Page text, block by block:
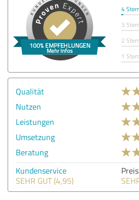
4
3
2
1
Qualität
Nutzen
Leistungen
Umsetzung
Beratung
Kundenservice
SEHR GUT (4,95)